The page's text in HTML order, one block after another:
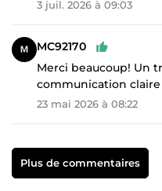
3 juil. 2026 à 09:03
MC92170
Merci beaucoup! Un
communication claire
23 mai 2026 à 08:22
Plus de commentaires